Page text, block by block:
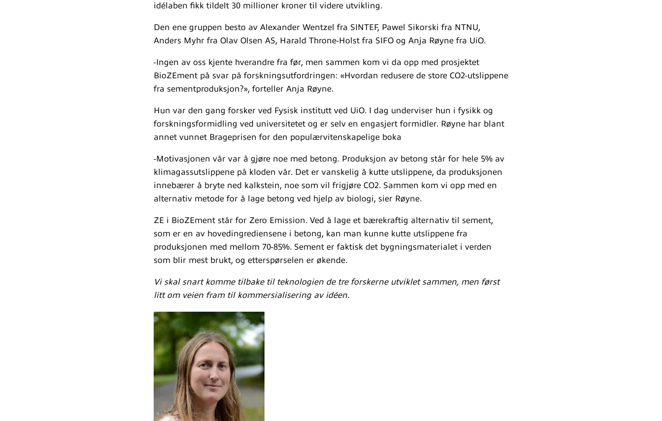
idélaben fikk tildelt 30 millioner kroner til videre utvikling.
Den ene gruppen besto av Alexander Wentzel fra SINTEF, Pawel Sikorski fra NTNU,
Anders Myhr fra Olav Olsen AS, Harald Throne-Holst fra SIFO og Anja Røyne fra UiO.
-Ingen av oss kjente hverandre fra før, men sammen kom vi da opp med prosjektet
BioZEment på svar på forskningsutfordringen: «Hvordan redusere de store CO2-utslippene
fra sementproduksjon?», forteller Anja Røyne.
Hun var den gang forsker ved Fysisk institutt ved UiO. I dag underviser hun i fysikk og
forskningsformidling ved universitetet og er selv en engasjert formidler. Røyne har blant
annet vunnet Brageprisen for den populærvitenskapelige boka
-Motivasjonen vår var å gjøre noe med betong. Produksjon av betong står for hele 5% av
klimagassutslippene på kloden vår. Det er vanskelig å kutte utslippene, da produksjonen
innebærer å bryte ned kalkstein, noe som vil frigjøre CO2. Sammen kom vi opp med en
alternativ metode for å lage betong ved hjelp av biologi, sier Røyne.
ZE i BioZEment står for Zero Emission. Ved å lage et bærekraftig alternativ til sement,
som er en av hovedingrediensene i betong, kan man kunne kutte utslippene fra
produksjonen med mellom 70-85%. Sement er faktisk det bygningsmaterialet i verden
som blir mest brukt, og etterspørselen er økende.
Vi skal snart komme tilbake til teknologien de tre forskerne utviklet sammen, men først
litt om veien fram til kommersialisering av idéen.